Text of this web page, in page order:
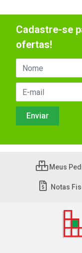
Cadastre-se
ofertas!
Meus
Notas